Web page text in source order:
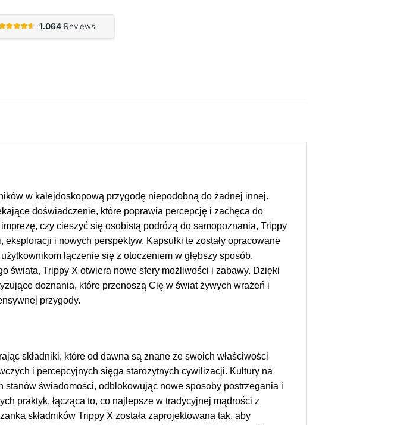
w kalejdoskopową przygodę niepodobną do żadnej innej.
doświadczenie, które poprawia percepcję i zachęca do
czy cieszyć się osobistą podróżą do samopoznania, Trippy
i nowych perspektyw. Kapsułki te zostały opracowane
łączenie się z otoczeniem w głębszy sposób.
świata, Trippy X otwiera nowe sfery możliwości i zabawy. Dzięki
doznania, które przenoszą Cię w świat żywych wrażeń i
przygody.
składniki, które od dawna są znane ze swoich właściwości
i percepcyjnych sięga starożytnych cywilizacji. Kultury na
stanów świadomości, odblokowując nowe sposoby postrzegania i
praktyk, łącząca to, co najlepsze w tradycyjnej mądrości z
składników Trippy X została zaprojektowana tak, aby